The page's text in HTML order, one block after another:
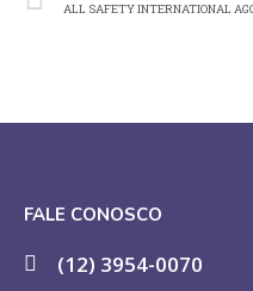
FALE CONOSCO
(12) 3954-0070